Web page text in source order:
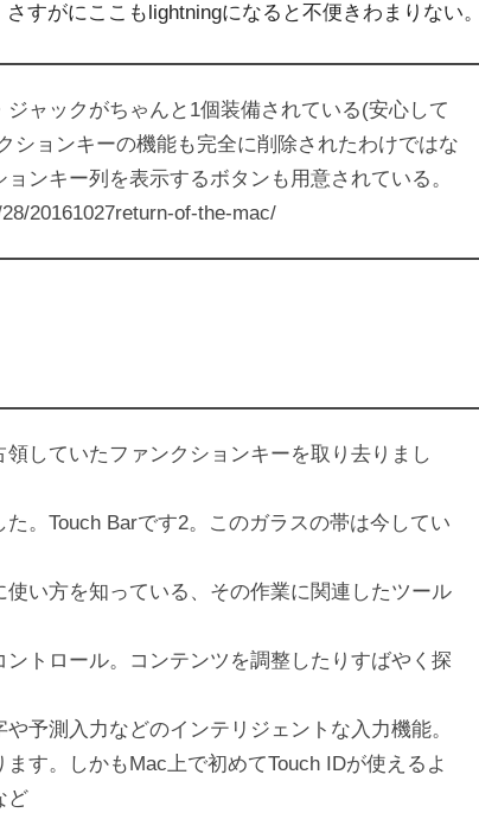
すがにここもlightningになると不便きわまりない。
ャックがちゃんと1個装備されている(安心して
ションキーの機能も完全に削除されたわけではな
ンキー列を表示するボタンも用意されている。
20161027return-of-the-mac/
していたファンクションキーを取り去りまし
。Touch Barです2。このガラスの帯は今してい
い方を知っている、その作業に関連したツール
トロール。コンテンツを調整したりすばやく探
予測入力などのインテリジェントな入力機能。
す。しかもMac上で初めてTouch IDが使えるよ
ど